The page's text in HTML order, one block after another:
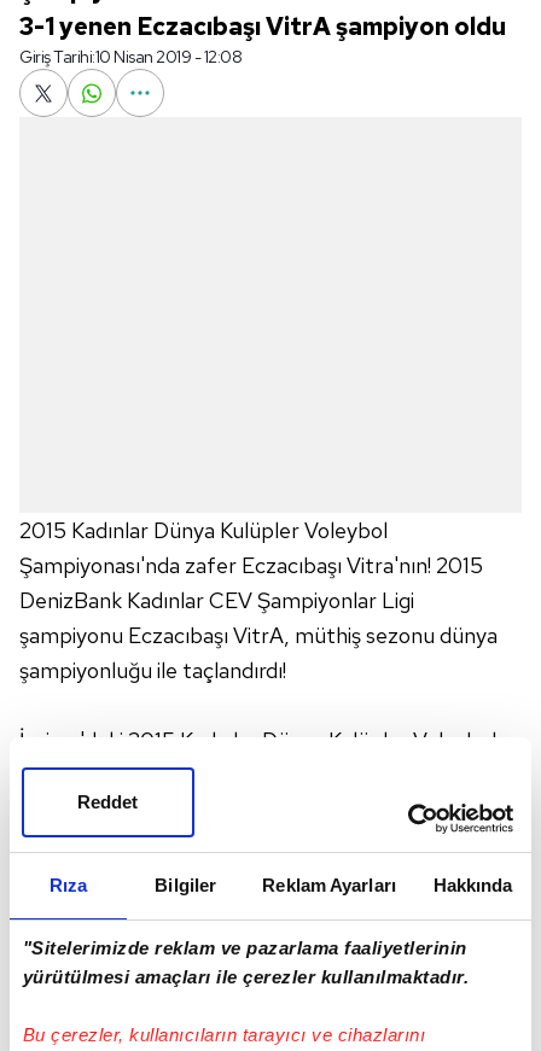
Rıza Bilgiler Reklam Ayarları Hakkında
"Sitelerimizde reklam ve pazarlama faaliyetlerinin
yürütülmesi amaçları ile çerezler kullanılmaktadır.
Bu çerezler, kullanıcıların tarayıcı ve cihazlarını
Reddet
3-1 yenen Eczacıbaşı VitrA şampiyon oldu
Giriş Tarihi:10 Nisan 2019 - 12:08
2015 Kadınlar Dünya Kulüpler Voleybol
Şampiyonası'nda zafer Eczacıbaşı Vitra'nın! 2015
DenizBank Kadınlar CEV Şampiyonlar Ligi
şampiyonu Eczacıbaşı VitrA, müthiş sezonu dünya
şampiyonluğu ile taçlandırdı!
İsviçre'deki 2015 Kadınlar Dünya Kulüpler Voleybol
Şampiyonası'nın finalinde Rusya'nın Dinamo
Krasnodar takımı ile karşılaşan temlsilcimiz, 3-1'lik
galibiyetle kupaya uzandı!
Eczacıbaşı VitrA, Rus rakibi karşısında 25-16 ve 25-
21 ile 2-0 öne geçti. 3. Sette 24-22'yi yakalayan
temsilcimiz 2 şampiyonluk sayısından yararlanamadı